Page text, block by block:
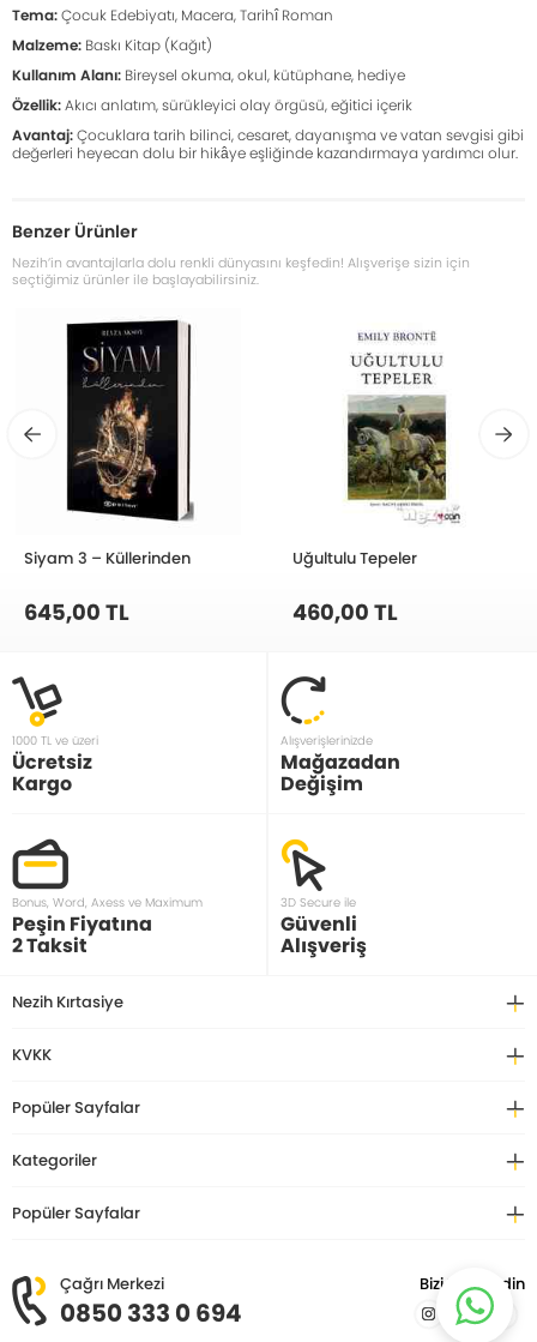
Tema:Çocuk Edebiyatı, Macera, Tarihî Roman
Malzeme: Baskı Kitap (Kağıt)
Kullanım Alanı: Bireysel okuma, okul, kütüphane, hediye
Özellik:Akıcı anlatım, sürükleyici olay örgüsü, eğitici içerik
Avantaj:Çocuklara tarih bilinci, cesaret, dayanışma ve vatan sevgisi gibi
değerleri heyecan dolu bir hikâye eşliğinde kazandırmaya yardımcı olur.
Benzer Ürünler
Nezih’in avantajlarla dolu renkli dünyasını keşfedin! Alışverişe sizin için
seçtiğimiz ürünler ile başlayabilirsiniz.
Siyam 3 – Küllerinden
645,00 TL
Uğultulu Tepeler
460,00 TL
1000 TL ve üzeri
Ücretsiz
Kargo
Alışverişlerinizde
Mağazadan
Değişim
Bonus, Word, Axess ve Maximum
Peşin Fiyatına
2 Taksit
3D Secure ile
Güvenli
Alışveriş
Nezih Kırtasiye
KVKK
Popüler Sayfalar
Kategoriler
Popüler Sayfalar
Çağrı Merkezi
0850 333 0 694
Bizi Takip Edin